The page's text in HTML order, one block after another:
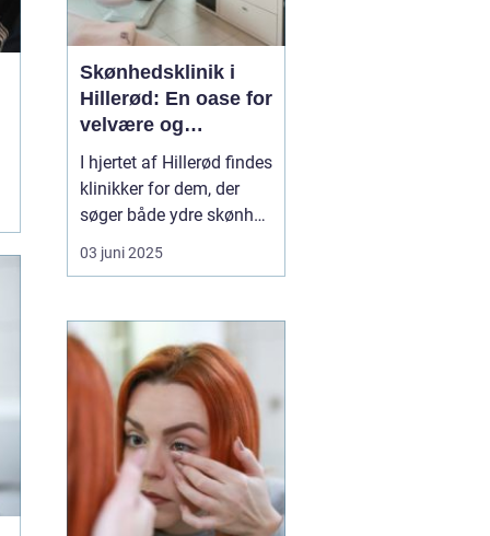
Skønhedsklinik i
Hillerød: En oase for
velvære og
selvforkælelse
I hjertet af Hillerød findes
klinikker for dem, der
søger både ydre skønhed
og indre velvære en unik
skønhedsklinik i Hillerød
03 juni 2025